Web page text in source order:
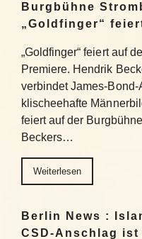
Burgbühne
„Goldfinger“
„Goldfinger“ feiert auf
Premiere. Hendrik
verbindet James-
klischeehafte
feiert auf der
Beckers…
Weiterlesen
Berlin News :
CSD-Anschlag